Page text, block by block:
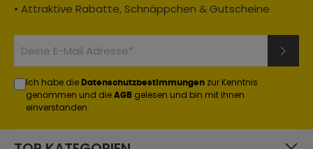
Geschlecht:
Material:
Textil
Jahreszeit:
Sommer
• Attraktive Rabatte, Schnäppchen & Gutscheine
Ich habe die Datenschutzbestimmungen zur Kenntnis
genommen und die AGB gelesen und bin mit ihnen
einverstanden.